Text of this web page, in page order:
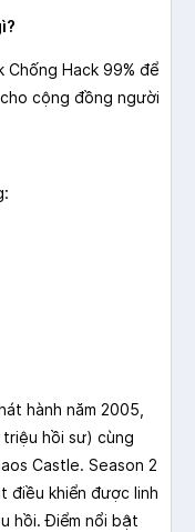
Hack 99% để
cộng đồng người
hành năm 2005,
hồi sư) cùng
Castle. Season 2
điều khiển được linh
hồi. Điểm nổi bật